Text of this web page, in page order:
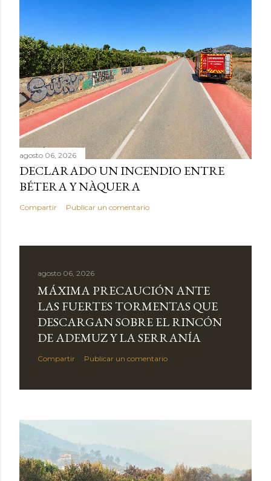
agosto 06, 2026
DECLARADO UN INCENDIO ENTRE
BÉTERA Y NÀQUERA
Compartir Publicar un comentario
agosto 06, 2026
MÁXIMA PRECAUCIÓN ANTE
LAS FUERTES TORMENTAS QUE
DESCARGAN SOBRE EL RINCÓN
DE ADEMUZ Y LA SERRANÍA
Compartir Publicar un comentario